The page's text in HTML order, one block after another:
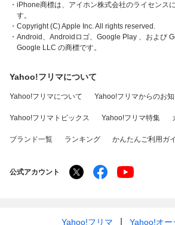
・iPhone商標は、アイホン株式会社のライセンス
す。
・Copyright (C) Apple Inc. All rights reserved.
・Android、Androidロゴ、Google Play 、および
Google LLC の商標です。
Yahoo!フリマについて
Yahoo!フリマについて Yahoo!フリマからのお
Yahoo!フリマトピックス Yahoo!フリマ特集
ブランド一覧 ランキング かんたんご利用ガ
公式アカウント
Yahoo!フリマ Yahoo!オー